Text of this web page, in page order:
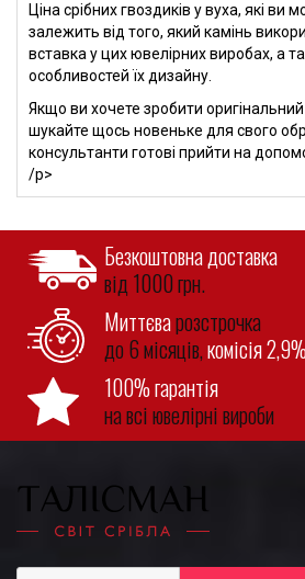
Ціна срібних гвоздиків у вуха, які ви
залежить від того, який камінь
вставка у цих ювелірних виробах, а
особливостей їх дизайну.
Якщо ви хочете зробити
шукайте щось новеньке для свого
консультанти готові прийти на
/p>
Безкоштовна доставка
від 1000 грн.
Миттєварозстрочка
до 6 місяців,комісія
100% гарантія
на всі ювелірні вироби